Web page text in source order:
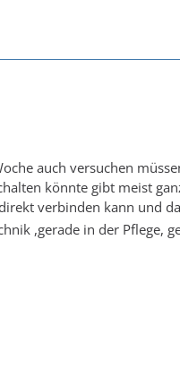
auch versuchen
könnte gibt meist
verbinden kann und
,gerade in der Pflege,